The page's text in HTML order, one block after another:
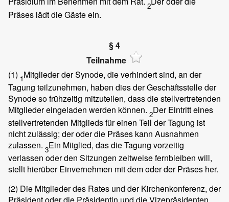
2
Präses lädt die Gäste ein.
§ 4
Teilnahme
(1) 1Mitglieder der Synode, die verhindert sind, an der
Tagung teilzunehmen, haben dies der Geschäftsstelle der
Synode so frühzeitig mitzuteilen, dass die stellvertretenden
Mitglieder eingeladen werden können. 2Der Eintritt eines
stellvertretenden Mitglieds für einen Teil der Tagung ist
nicht zulässig; der oder die Präses kann Ausnahmen
zulassen. 3Ein Mitglied, das die Tagung vorzeitig
verlassen oder den Sitzungen zeitweise fernbleiben will,
stellt hierüber Einvernehmen mit dem oder der Präses her.
(2) Die Mitglieder des Rates und der Kirchenkonferenz, der